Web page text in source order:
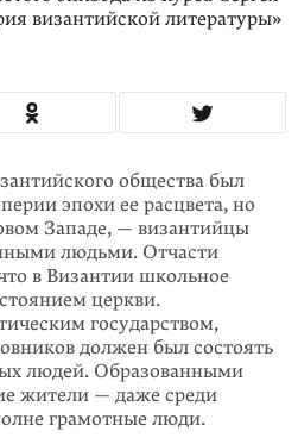
византийской литературы»
общества был
эпохи ее расцвета, но
Западе, — византийцы
людьми. Отчасти
в Византии школьное
церкви.
государством,
должен был состоять
людей. Образованными
жители — даже среди
грамотные люди.